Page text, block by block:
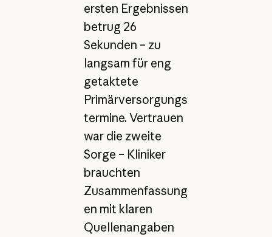
ersten Ergebnissen
betrug 26
Sekunden – zu
langsam für eng
getaktete
Primärversorgungs
termine. Vertrauen
war die zweite
Sorge – Kliniker
brauchten
Zusammenfassung
en mit klaren
Quellenangaben